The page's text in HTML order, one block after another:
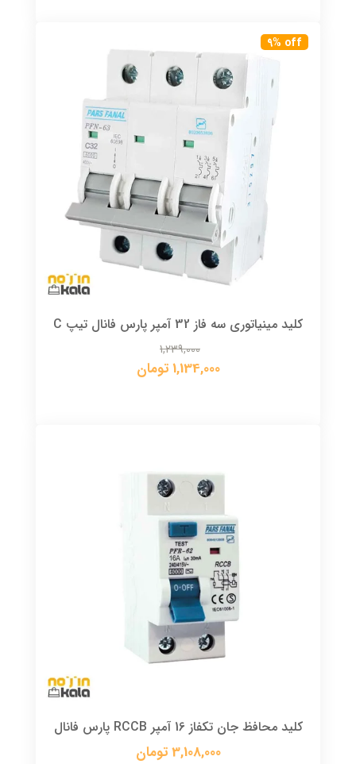
9% off
کلید مینیاتوری سه فاز 32 آمپر پارس فانال تیپ C
1,239,000
1,134,000 تومان
کلید محافظ جان تکفاز 16 آمپر RCCB پارس فانال
3,108,000 تومان